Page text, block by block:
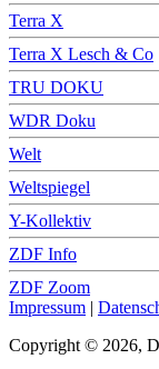
Terra X
Terra X Lesch & Co
TRU DOKU
WDR Doku
Welt
Weltspiegel
Y-Kollektiv
ZDF Info
ZDF Zoom
Impressum |
Copyright © 2026,